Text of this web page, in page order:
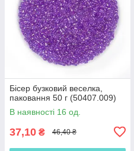
Бісер бузковий веселка,
паковання 50 г (50407.009)
В наявності 16 од.
37,10 ₴ 46,40 ₴